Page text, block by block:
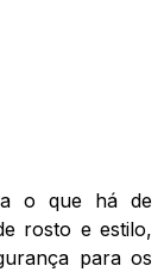
o que há de
rosto e estilo,
para os